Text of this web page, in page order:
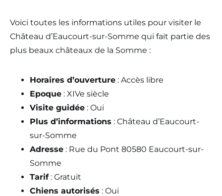
Voici toutes les informations utiles pour visiter le
Château d’Eaucourt-sur-Somme qui fait partie des
plus beaux châteaux de la Somme :
Horaires d’ouverture : Accès libre
Epoque : XIVe siècle
Visite guidée : Oui
Plus d’informations : Château d’Eaucourt-
sur-Somme
Adresse : Rue du Pont 80580 Eaucourt-sur-
Somme
Tarif: Gratuit
Chiens autorisés : Oui